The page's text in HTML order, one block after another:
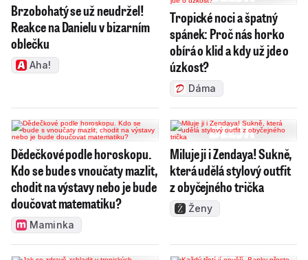
Brzobohatý se už neudržel!
Reakce na Danielu v bizarním
oblečku
Aha!
Tropické noci a špatný
spánek: Proč nás horko
obírá o klid a kdy už jde o
úzkost?
Dáma
Dědečkové podle horoskopu.
Kdo se bude s vnoučaty mazlit,
chodit na výstavy nebo je bude
doučovat matematiku?
Maminka
Miluje ji i Zendaya! Sukně,
která udělá stylový outfit
z obyčejného trička
Ženy